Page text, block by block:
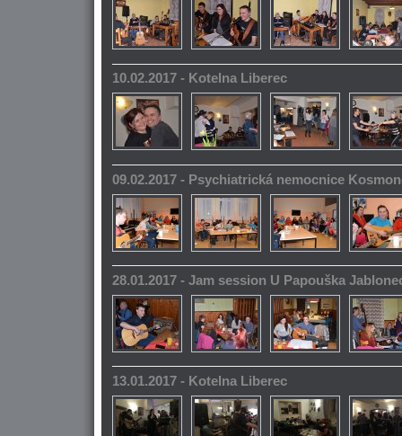
10.02.2017 - Kotelna Liberec
09.02.2017 - Psychiatrická nemocnice
28.01.2017 - Jam session U Papouška
13.01.2017 - Kotelna Liberec